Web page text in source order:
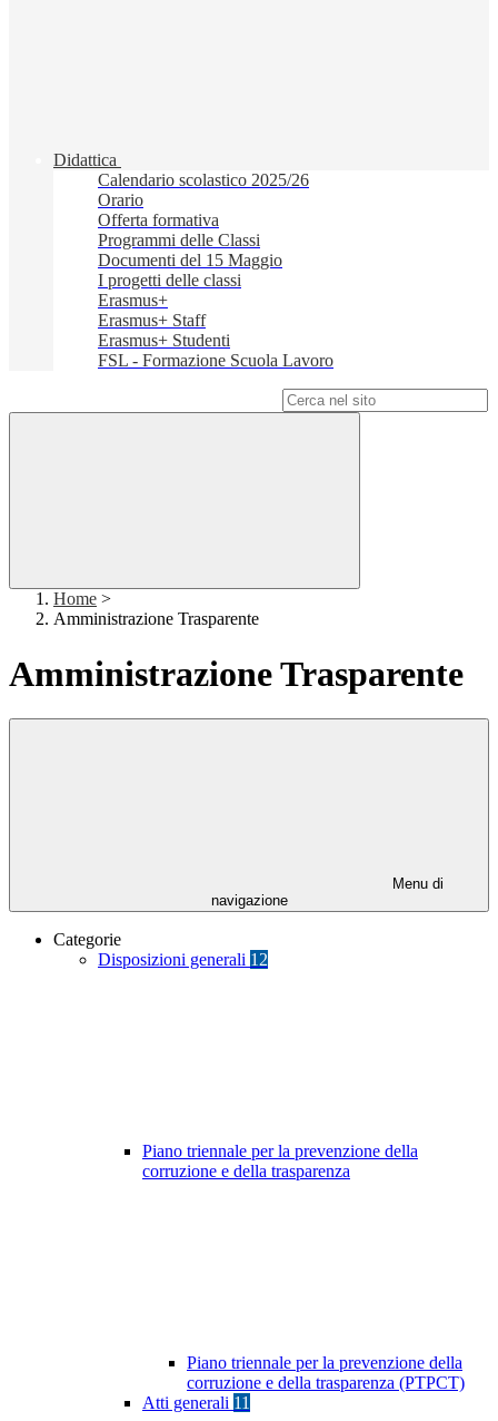
Didattica
Calendario scolastico 2025/26
Orario
Offerta formativa
Programmi delle Classi
Documenti del 15 Maggio
I progetti delle classi
Erasmus+
Erasmus+ Staff
Erasmus+ Studenti
FSL - Formazione Scuola Lavoro
Home >
Amministrazione Trasparente
Amministrazione Trasparente
Menu di
navigazione
Categorie
Disposizioni generali 12
Piano triennale per la prevenzione della
corruzione e della trasparenza
Piano triennale per la prevenzione della
corruzione e della trasparenza (PTPCT)
Atti generali 11